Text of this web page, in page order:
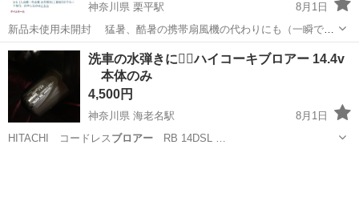
神奈川県 栗平駅
8月1日
新品未使用未開封 猛暑、酷暑の携帯扇風機の代わりにも（一瞬で汗
が吹き飛びます） 落ち葉穿き、洗車の仕上げに。 電動エアダスター/
超小型で爆風/4段階風量調整/最大風速52m/s 5000mAh大容量バッテリ
ー/LEDライ...
神奈川 川崎市 栗平駅 季節、空調家電 エアダスター
洗車の水弾きに✌🏽ハイコーキブロアー 14.4v
本体のみ
4,500円
神奈川県 海老名駅
8月1日
HITACHI コードレス ブロアー